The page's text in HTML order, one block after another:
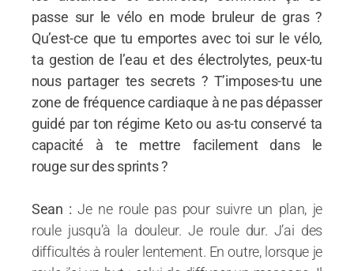
passe sur le vélo en mode bruleur de gras ?
Qu’est-ce que tu emportes avec toi sur le vélo,
ta gestion de l’eau et des électrolytes, peux-tu
nous partager tes secrets ? T’imposes-tu une
zone de fréquence cardiaque à ne pas dépasser
guidé par ton régime Keto ou as-tu conservé ta
capacité à te mettre facilement dans le
rouge sur des sprints ?
Sean : Je ne roule pas pour suivre un plan, je
roule jusqu’à la douleur. Je roule dur. J’ai des
difficultés à rouler lentement. En outre, lorsque je